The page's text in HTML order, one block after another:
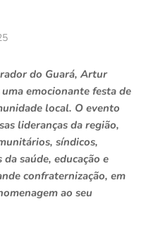
do Guará, Artur
emocionante festa de
local. O evento
lideranças da região,
síndicos,
saúde, educação e
confraternização, em
ao seu